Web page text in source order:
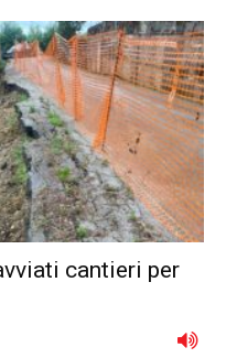
cantieri per